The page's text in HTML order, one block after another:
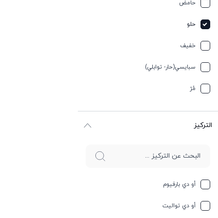
ترابي
تيربيني
جلد
جوز الهند
حامِض
حامض
حلو
خفیف
سبایسي(حار- توابلي)
مُرّ
التركيز
أو دي بارفيوم
أو دي تواليت